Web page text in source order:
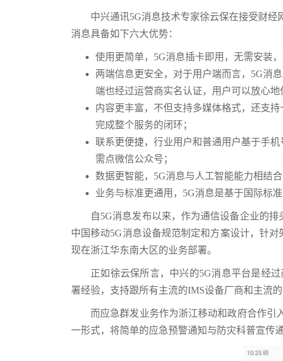
中兴通讯5G消息技术专家徐云保在接受财
消息具备如下六大优势：
使用更简单，5G消息插卡即用，无需安装，
两端信息更安全，对于用户端而言，5G消
端也经过运营商实名认证，用户可以放心地
内容更丰富，不但支持多媒体格式，还支
完成整个服务的闭环；
联系更便捷，行业用户和普通用户基于手
需点微信公众号；
数据更智能，5G消息与人工智能能力相结
业务与标准更通用，5G消息是基于国际标
自5G消息发布以来，作为通信设备企业的
中国移动5G消息设备规范制定和方案设计，针
现在浙江华东南大区的业务部署。
正如徐云保所言，中兴的5G消息平台是经
署经验，支持跟所有主流的IMS设备厂商和主流
而应急群发业务作为浙江移动和政府合作引
一形式，将简单的应急预警通知与防灾科普宣传